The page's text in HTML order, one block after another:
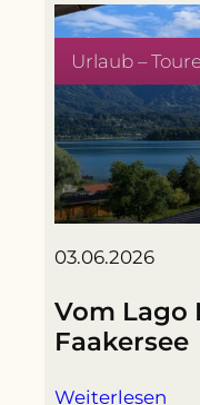
03.06.2026
Vom Lago
Faakersee
Weiterlesen
Urlaub –